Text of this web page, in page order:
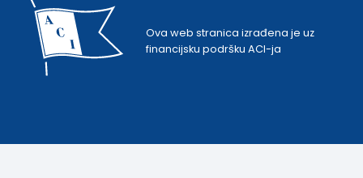
Ova web stranica izrađena je uz
financijsku podršku ACI-ja
© 2026 Jadranski zavod